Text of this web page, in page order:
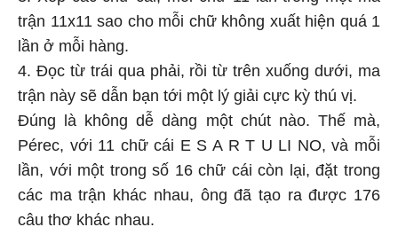
trận 11x11 sao cho mỗi chữ không xuất hiện quá 1
lần ở mỗi hàng.
4. Đọc từ trái qua phải, rồi từ trên xuống dưới, ma
trận này sẽ dẫn bạn tới một lý giải cực kỳ thú vị.
Đúng là không dễ dàng một chút nào. Thế mà,
Pérec, với 11 chữ cái E S A R T U LI NO, và mỗi
lần, với một trong số 16 chữ cái còn lại, đặt trong
các ma trận khác nhau, ông đã tạo ra được 176
câu thơ khác nhau.